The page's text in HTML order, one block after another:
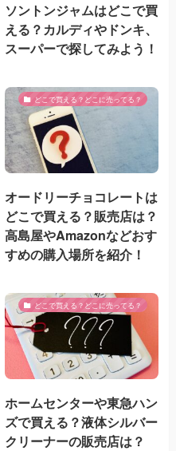
ソントンジャムはどこで買
える？カルディやドンキ、
スーパーで探してみよう！
どこで買える？どこに売ってる？
オードリーチョコレートは
どこで買える？販売店は？
高島屋やAmazonなどおす
すめの購入場所を紹介！
どこで買える？どこに売ってる？
ホームセンターや東急ハン
ズで買える？液体シルバー
クリーナーの販売店は？